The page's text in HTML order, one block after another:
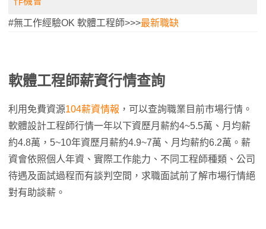
#無工作經驗OK 軟體工程師>>>最新職缺
軟體工程師薪資行情查詢
利用免費資源104薪資情報 ，可以查詢職業目前市場行情。
軟體設計工程師行情一年以下資歷月薪約4~5.5萬、月均薪
約4.8萬，5~10年資歷月薪約4.9~7萬、月均薪約6.2萬。薪
資會依照個人年資、實際工作能力、不同工程師種類、公司
待遇及面試過程而有談判空間，求職面試前了解市場行情絕
對有助談薪。